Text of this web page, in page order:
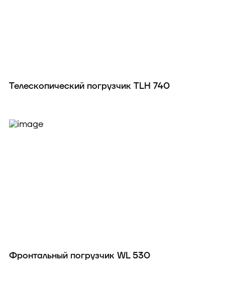
Телескопический погрузчик TLH 740
Фронтальный погрузчик WL 530